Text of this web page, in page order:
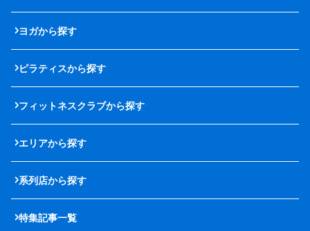
ヨガから探す
ピラティスから探す
フィットネスクラブから探す
エリアから探す
系列店から探す
特集記事一覧